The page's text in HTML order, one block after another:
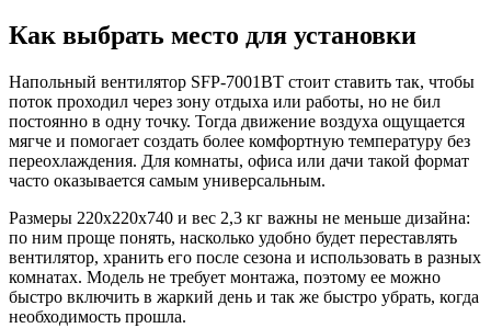
Как выбрать место для установки
Напольный вентилятор SFP-7001BT стоит ставить так, чтобы
поток проходил через зону отдыха или работы, но не бил
постоянно в одну точку. Тогда движение воздуха ощущается
мягче и помогает создать более комфортную температуру без
переохлаждения. Для комнаты, офиса или дачи такой формат
часто оказывается самым универсальным.
Размеры 220x220x740 и вес 2,3 кг важны не меньше дизайна:
по ним проще понять, насколько удобно будет переставлять
вентилятор, хранить его после сезона и использовать в разных
комнатах. Модель не требует монтажа, поэтому ее можно
быстро включить в жаркий день и так же быстро убрать, когда
необходимость прошла.